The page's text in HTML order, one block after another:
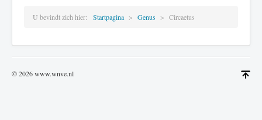
U bevindt zich hier: Startpagina Genus Circaetus
© 2026 www.wnve.nl